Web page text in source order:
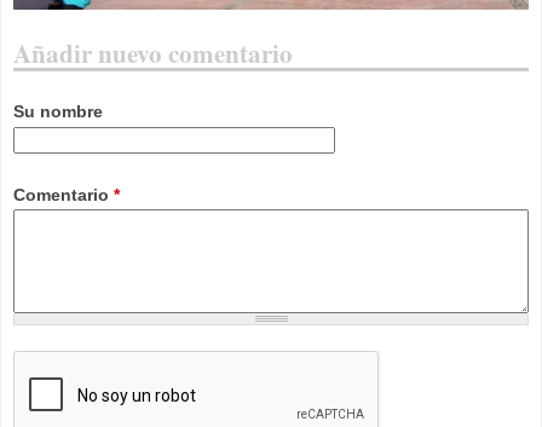
Añadir nuevo comentario
Su nombre
Comentario *